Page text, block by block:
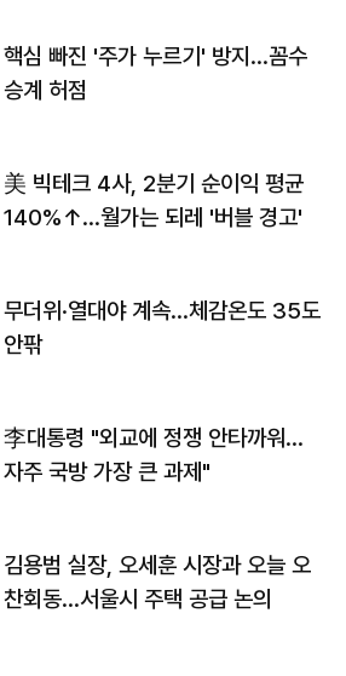
핵심 빠진 '주가 누르기' 방지…꼼수
승계 허점
美 빅테크 4사, 2분기 순이익 평균
140%↑…월가는 되레 '버블 경고'
무더위·열대야 계속…체감온도 35도
안팎
李대통령 "외교에 정쟁 안타까워…
자주 국방 가장 큰 과제"
김용범 실장, 오세훈 시장과 오늘 오
찬회동...서울시 주택 공급 논의